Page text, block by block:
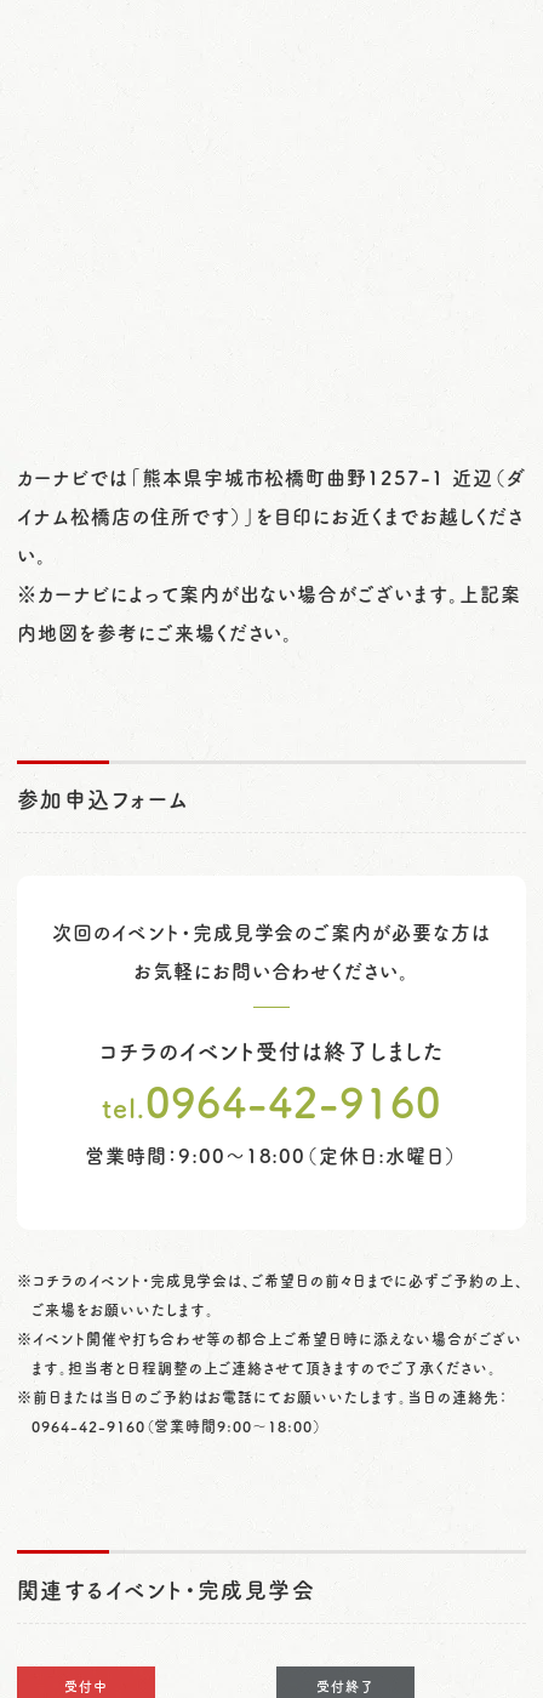
カーナビでは「熊本県宇城市松橋町曲野1257-1 近辺（ダ
イナム松橋店の住所です）」を目印にお近くまでお越しくださ
い。
※カーナビによって案内が出ない場合がございます。上記案
内地図を参考にご来場ください。
参加申込フォーム
次回のイベント・完成見学会のご案内が必要な方は
お気軽にお問い合わせください。
コチラのイベント受付は終了しました
tel.0964-42-9160
営業時間：9:00～18:00（定休日:水曜日）
※コチラのイベント・完成見学会は、ご希望日の前々日までに必ずご予約の上、
ご来場をお願いいたします。
※イベント開催や打ち合わせ等の都合上ご希望日時に添えない場合がござい
ます。担当者と日程調整の上ご連絡させて頂きますのでご了承ください。
※前日または当日のご予約はお電話にてお願いいたします。当日の連絡先：
0964-42-9160（営業時間9:00〜18:00）
関連するイベント・完成見学会
受付中 受付終了